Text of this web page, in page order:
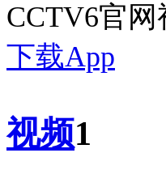
CCTV6官网
下载App
视频1